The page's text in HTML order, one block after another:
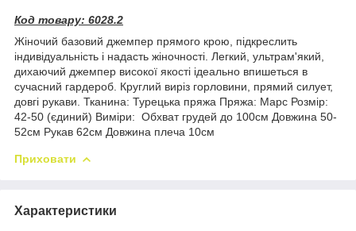
Код товару: 6028.2
Жіночий базовий джемпер прямого крою, підкреслить
індивідуальність і надасть жіночності. Легкий, ультрам'який,
дихаючий джемпер високої якості ідеально впишеться в
сучасний гардероб. Круглий виріз горловини, прямий силует,
довгі рукави. Тканина: Турецька пряжа Пряжа: Марс Розмір:
42-50 (єдиний) Виміри: Обхват грудей до 100см Довжина 50-
52см Рукав 62см Довжина плеча 10см
Приховати
Характеристики